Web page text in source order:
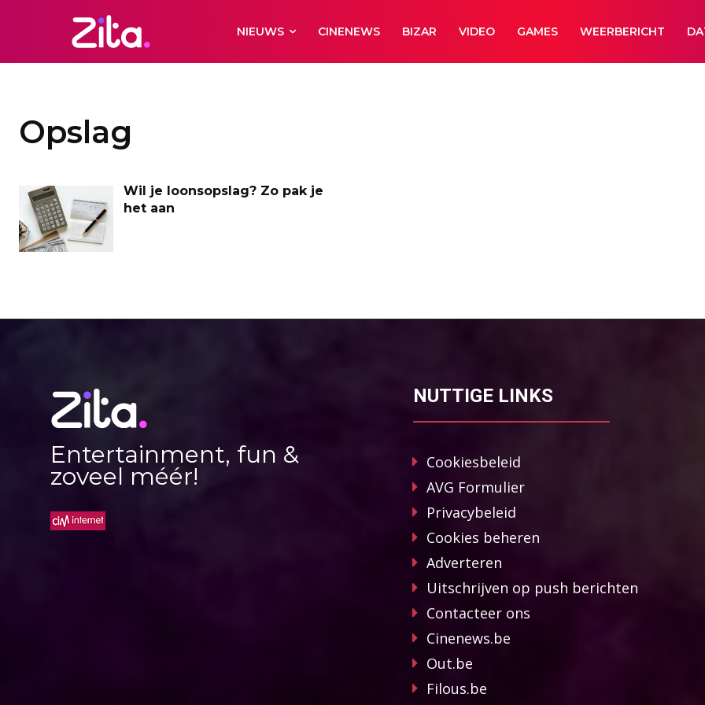
NIEUWS CINENEWS BIZAR VIDEO GAMES WEERBERICHT
Opslag
Wil je loonsopslag? Zo pak je
het aan
Entertainment, fun &
zoveel méér!
NUTTIGE LINKS
Cookiesbeleid
AVG Formulier
Privacybeleid
Cookies beheren
Adverteren
Uitschrijven op push berichten
Contacteer ons
Cinenews.be
Out.be
Filous.be